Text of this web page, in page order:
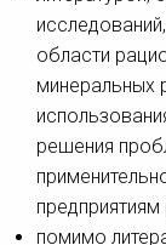
области
минеральных
решения
помимо